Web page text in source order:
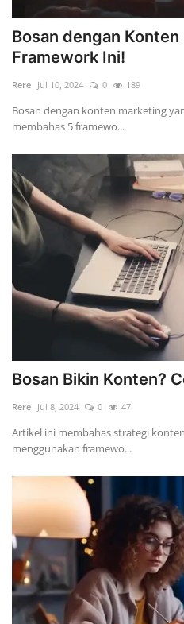
Bosan dengan Konten
Framework Ini!
Rere Jul 10, 2024 0 189
Bosan dengan konten marketing
membahas 5 framewo...
Bosan Bikin Konten?
Rere Jul 8, 2024 0 47
Artikel ini membahas strategi
menggunakan framewo...